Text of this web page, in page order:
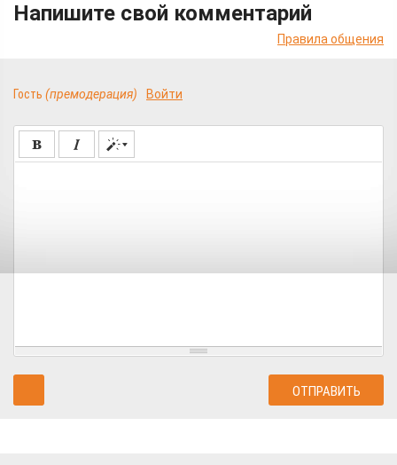
Напишите свой комментарий
Правила общения
Гость (премодерация) Войти